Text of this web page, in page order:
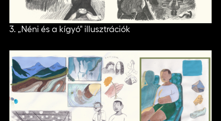
3. „Néni és a kígyó" illusztrációk